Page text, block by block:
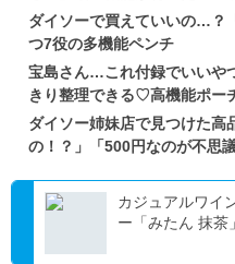
ダイソーで買えていいの…？
つ7役の多機能ペンチ
宝島さん…これ付録でいいや
きり整理できる♡高機能ポー
ダイソー姉妹店で見つけた高
の！？」「500円なのが不思議
カジュアルワイ
ー「みたん 抹茶